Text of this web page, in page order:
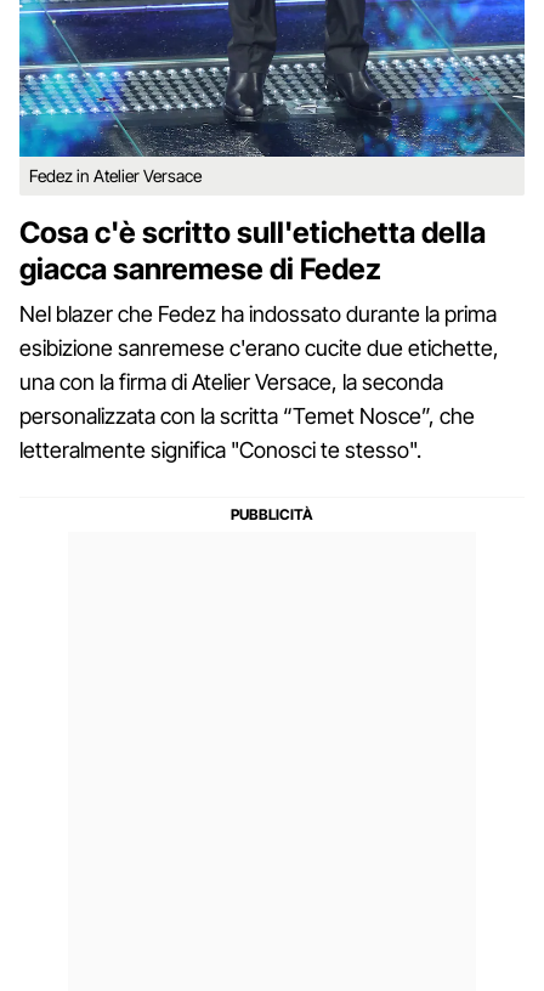
Fedez in Atelier Versace
Cosa c'è scritto sull'etichetta della
giacca sanremese di Fedez
Nel blazer che Fedez ha indossato durante la prima
esibizione sanremese c'erano cucite due etichette,
una con la firma di Atelier Versace, la seconda
personalizzata con la scritta “Temet Nosce”, che
letteralmente significa "Conosci te stesso".